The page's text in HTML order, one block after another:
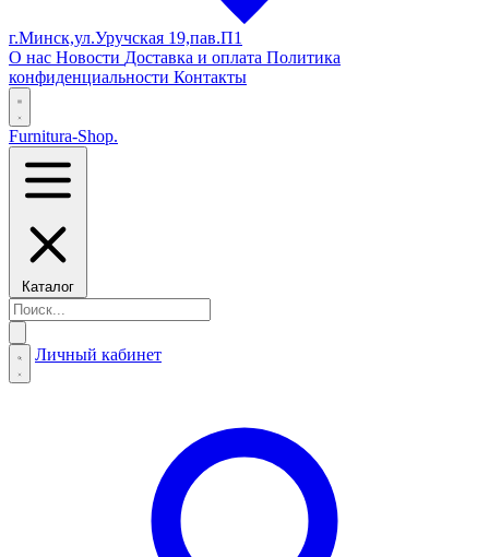
г.Минск,ул.Уручская 19,пав.П1
О нас Новости Доставка и оплата Политика
конфиденциальности Контакты
Furnitura-Shop.
Каталог
Личный кабинет